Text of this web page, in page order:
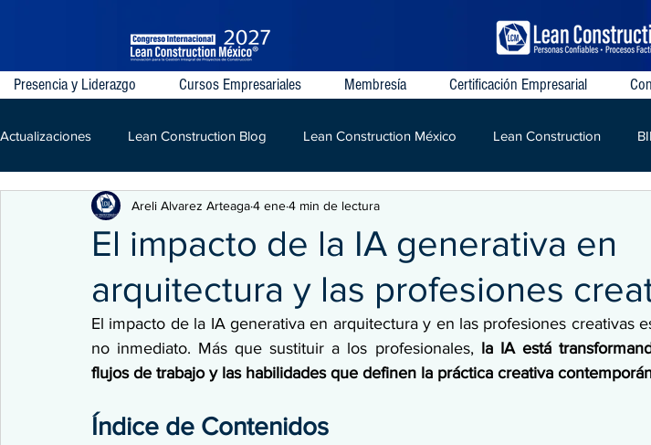
Presencia y Liderazgo Cursos Empresariales Membresía Certificación Empresarial
Actualizaciones Lean Construction Blog Lean Construction México Lean Construction
Last Planner System VDC IPD Lean
Construcción
El impacto de la IA generativa en
arquitectura y las profesiones
Areli Alvarez Arteaga4 ene4 min de lectura
El impacto de la IA generativa en arquitectura y en las profesiones creativas
no inmediato. Más que sustituir a los profesionales, la IA está
flujos de trabajo y las habilidades que definen la práctica creativa
Índice de Contenidos